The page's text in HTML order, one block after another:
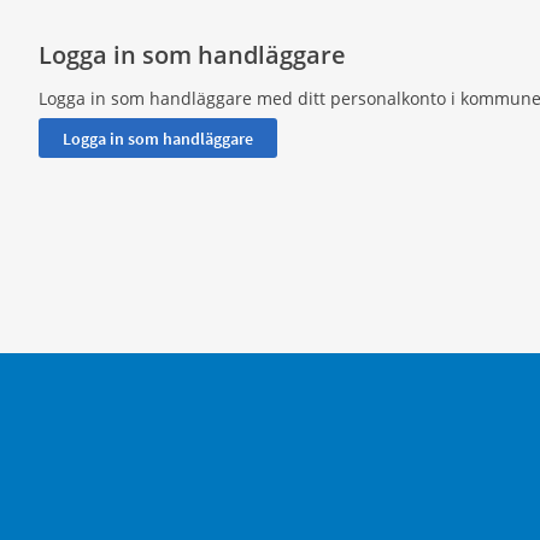
Logga in som handläggare
Logga in som handläggare med ditt personalkonto i